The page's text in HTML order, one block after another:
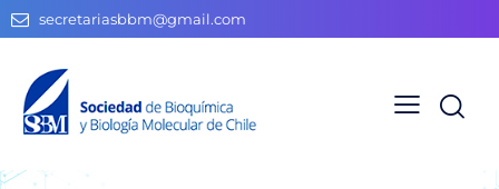
secretariasbbm@gmail.com